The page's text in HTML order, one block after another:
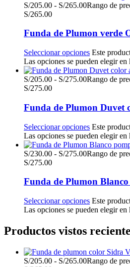
S/205.00 - S/265.00Rango de
S/265.00
Funda de Plumon verde
Seleccionar opciones Este
Las opciones se pueden elegir
S/205.00 - S/275.00Rango de
S/275.00
Funda de Plumon Duvet
Seleccionar opciones Este
Las opciones se pueden elegir
S/230.00 - S/275.00Rango de
S/275.00
Funda de Plumon Blanco
Seleccionar opciones Este
Las opciones se pueden elegir
Productos vistos
S/205.00 - S/265.00Rango de